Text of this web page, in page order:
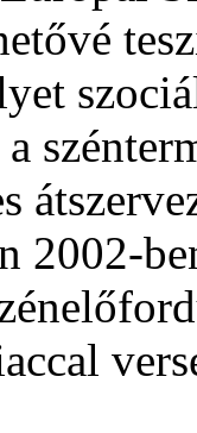
2002-